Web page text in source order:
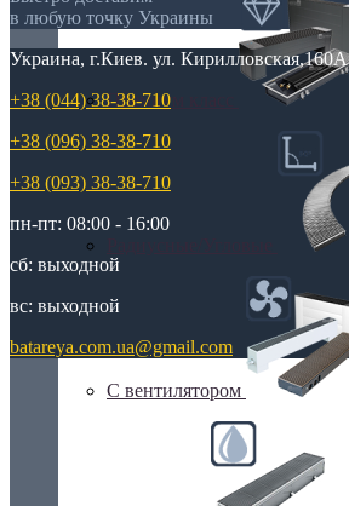
Премиум класс
С вентилятором
в любую точку Украины
Украина, г.Киев. ул. Кирилловская,160А
+38 (044) 38-38-710
+38 (096) 38-38-710
+38 (093) 38-38-710
пн-пт: 08:00 - 16:00
сб: выходной
вс: выходной
batareya.com.ua@gmail.com